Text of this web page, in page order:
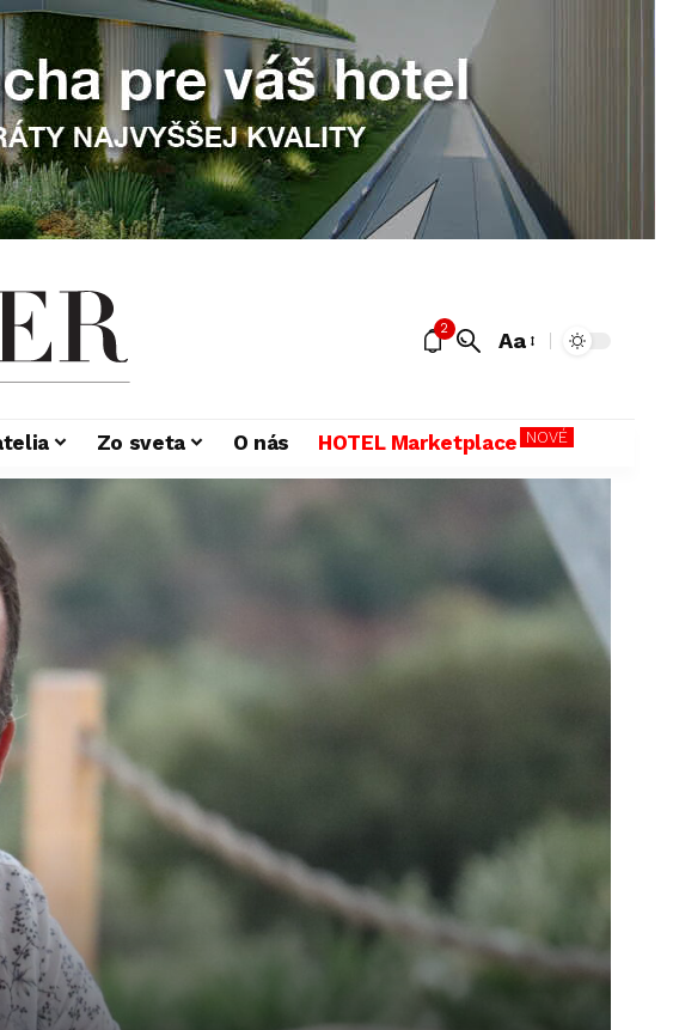
2 Aa
Zo sveta O nás HOTEL Marketplace NOVÉ